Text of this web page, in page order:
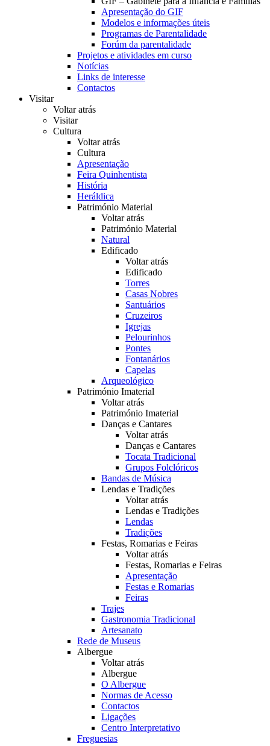
Apresentação do GIF
Modelos e informações úteis
Programas de Parentalidade
Forúm da parentalidade
Projetos e atividades em curso
Notícias
Links de interesse
Contactos
Visitar
Voltar atrás
Visitar
Cultura
Voltar atrás
Cultura
Apresentação
Feira Quinhentista
História
Heráldica
Património Material
Voltar atrás
Património Material
Natural
Edificado
Voltar atrás
Edificado
Torres
Casas Nobres
Santuários
Cruzeiros
Igrejas
Pelourinhos
Pontes
Fontanários
Capelas
Arqueológico
Património Imaterial
Voltar atrás
Património Imaterial
Danças e Cantares
Voltar atrás
Danças e Cantares
Tocata Tradicional
Grupos Folclóricos
Bandas de Música
Lendas e Tradições
Voltar atrás
Lendas e Tradições
Lendas
Tradições
Festas, Romarias e Feiras
Voltar atrás
Festas, Romarias e Feiras
Apresentação
Festas e Romarias
Feiras
Trajes
Gastronomia Tradicional
Artesanato
Rede de Museus
Albergue
Voltar atrás
Albergue
O Albergue
Normas de Acesso
Contactos
Ligações
Centro Interpretativo
Freguesias